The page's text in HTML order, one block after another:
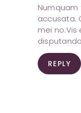
accusata.
mei no.Vis
REPLY